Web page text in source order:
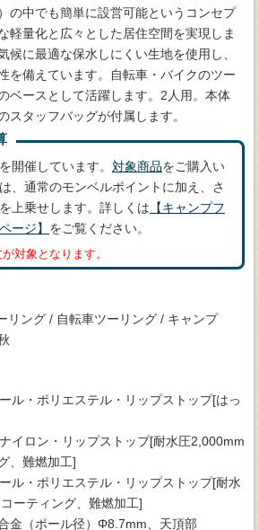
の中でも簡単に設営可能というコンセプ
軽量化と広々とした居住空間を実現しま
候に最適な保水しにくい生地を使用し、
を備えています。自転車・バイクのツー
ベースとして活躍します。2人用。本体
スタッフバッグが付属します。
開催しています。 対象商品をご購入い
、通常のモンベルポイントに加え、さ
上乗せします。詳しくは 【キャンプフ
ージ】 をご覧ください。
対象となります。
リング / 自転車ツーリング / キャンプ
ル・ポリエステル・リップストップ[はっ
イロン・リップストップ[耐水圧2,000mm
、難燃加工]
ル・ポリエステル・リップストップ[耐水
ーティング、難燃加工]
金（ポール径）Φ8.7mm、天頂部